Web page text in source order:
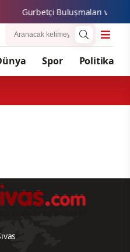
Gurbetçi Buluşmaları ve
Spor Politika